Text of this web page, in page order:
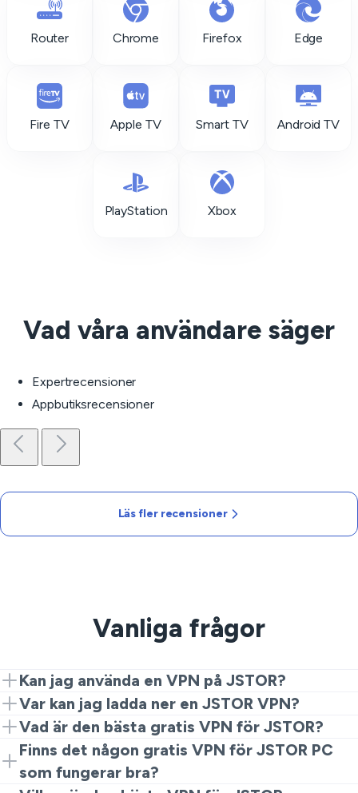
Router Chrome Firefox Edge
Fire TV Apple TV Smart TV Android TV
PlayStation Xbox
Vad våra användare säger
Expertrecensioner
Appbutiksrecensioner
Läs fler recensioner
Vanliga frågor
Kan jag använda en VPN på JSTOR?
Ja. Installera VeePN, anslut till en närliggande server
och besök JSTOR-sidan. Det är allt som krävs för att få
Var kan jag ladda ner en JSTOR VPN?
Hämta VeePN från vår webbplats eller appbutiker,
installera det, välj en plats och börja studera.
Vad är den bästa gratis VPN för JSTOR?
Gratis tjänster bromsar ofta, lägger till begränsningar
eller spårar data. För tillförlitlig åtkomst är ett betalt
alternativ som VeePN det säkrare valet.
Finns det någon gratis VPN för JSTOR PC
som fungerar bra?